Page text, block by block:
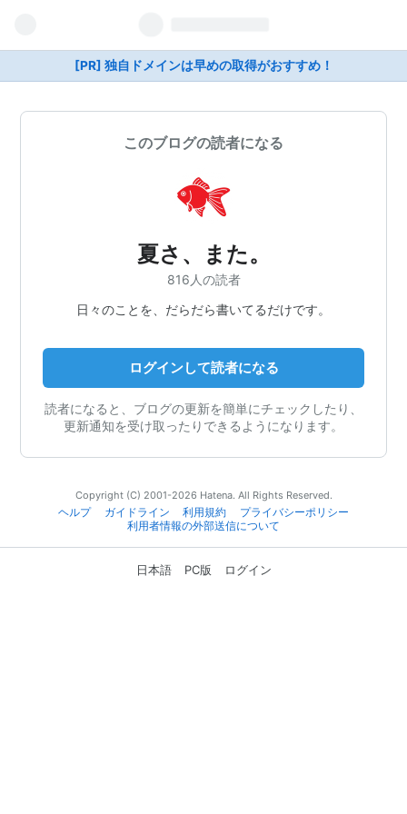
[PR] 独自ドメインは早めの取得がおすすめ！
このブログの読者になる
夏さ、また。
816人の読者
日々のことを、だらだら書いてるだけです。
ログインして読者になる
読者になると、ブログの更新を簡単にチェックしたり、
更新通知を受け取ったりできるようになります。
Copyright (C) 2001-2026 Hatena. All Rights Reserved.
ヘルプ
ガイドライン 利用規約
プライバシーポリシー
利用者情報の外部送信について
日本語 PC版 ログイン